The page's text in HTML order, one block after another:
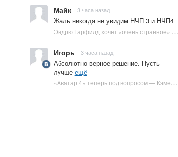
Майк 3 часа назад
Жаль никогда не увидим НЧП 3 и НЧП4
Эндрю Гарфилд хочет «очень странное» возвращение Человека-паука в MCU | Plugged In Ru
Игорь 3 часа назад
Абсолютно верное решение. Пусть
лучше ещё
«Аватар 4» теперь под вопросом — Кэмерон решил отойти от продолжения | Plugged In Ru